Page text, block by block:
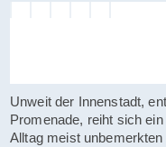
Unweit der Innenstadt,
Promenade, reiht sich
Alltag meist